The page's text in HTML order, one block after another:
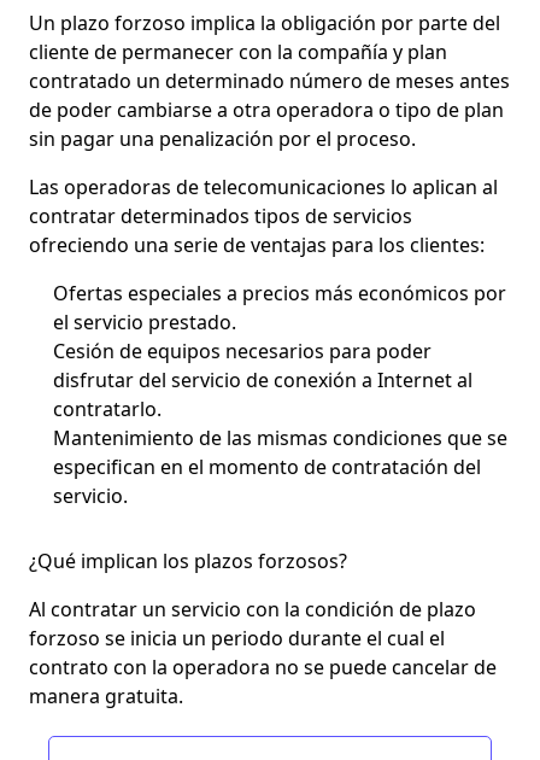
Un plazo forzoso implica la obligación por parte del
cliente de permanecer con la compañía y plan
contratado un determinado número de meses antes
de poder cambiarse a otra operadora o tipo de plan
sin pagar una penalización por el proceso.
Las operadoras de telecomunicaciones lo aplican al
contratar determinados tipos de servicios
ofreciendo una serie de ventajas para los clientes:
Ofertas especiales a precios más económicos por
el servicio prestado.
Cesión de equipos necesarios para poder
disfrutar del servicio de conexión a Internet al
contratarlo.
Mantenimiento de las mismas condiciones que se
especifican en el momento de contratación del
servicio.
¿Qué implican los plazos forzosos?
Al contratar un servicio con la condición de plazo
forzoso se inicia un periodo durante el cual el
contrato con la operadora no se puede cancelar de
manera gratuita.